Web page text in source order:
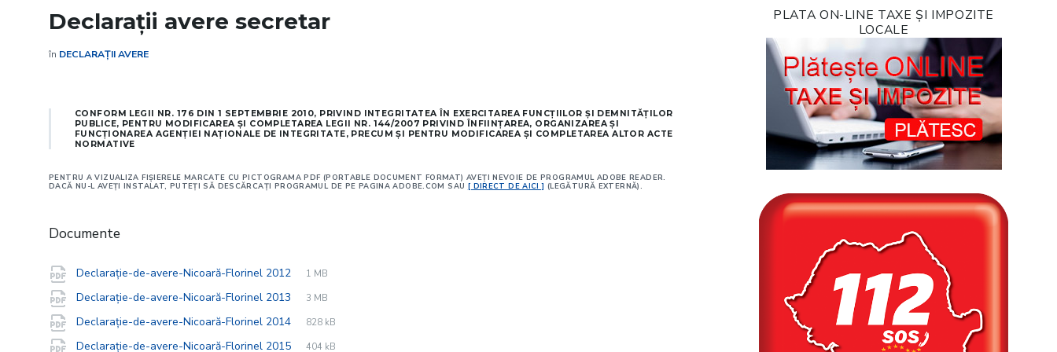
Declarații avere secretar
în DECLARAȚII AVERE
CONFORM LEGII NR. 176 DIN 1 SEPTEMBRIE 2010, PRIVIND INTEGRITATEA ÎN EXERCITAREA FUNCŢIILOR ŞI DEMNITĂŢILOR
PUBLICE, PENTRU MODIFICAREA ŞI COMPLETAREA LEGII NR. 144/2007 PRIVIND ÎNFIINŢAREA, ORGANIZAREA ŞI
FUNCŢIONAREA AGENŢIEI NAŢIONALE DE INTEGRITATE, PRECUM ŞI PENTRU MODIFICAREA ŞI COMPLETAREA ALTOR ACTE
NORMATIVE
PENTRU A VIZUALIZA FIŞIERELE MARCATE CU PICTOGRAMA PDF (PORTABLE DOCUMENT FORMAT) AVEŢI NEVOIE DE PROGRAMUL ADOBE READER.
DACĂ NU-L AVEŢI INSTALAT, PUTEŢI SĂ DESCĂRCAŢI PROGRAMUL DE PE PAGINA ADOBE.COM SAU [ DIRECT DE AICI ] (LEGĂTURĂ EXTERNĂ).
Documente
Declarație-de-avere-Nicoară-Florinel 2012
File
pdf
File
1 MB
Declarație-de-avere-Nicoară-Florinel 2013
File
pdf
File
3 MB
Declarație-de-avere-Nicoară-Florinel 2014
File
pdf
File
828 kB
Declarație-de-avere-Nicoară-Florinel 2015
File
pdf
File
404 kB
PLATA ON-LINE TAXE ȘI IMPOZITE
LOCALE